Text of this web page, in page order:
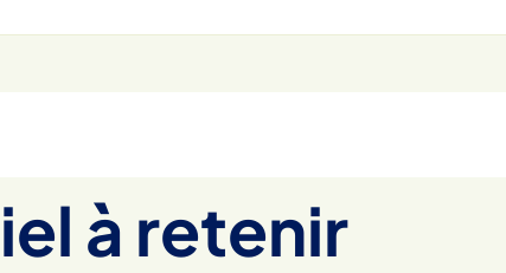
à retenir